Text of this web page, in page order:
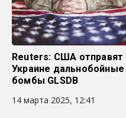
Reuters: США отправят
Украине дальнобойные
бомбы GLSDB
14 марта 2025, 12:41